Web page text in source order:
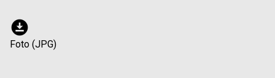
download_for_offline
Foto (JPG)